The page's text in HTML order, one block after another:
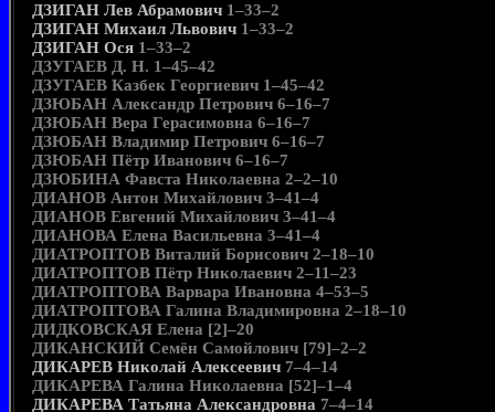
ДЗИГАН Лев Абрамович 1–33–2
ДЗИГАН Михаил Львович 1–33–2
ДЗИГАН Ося 1–33–2
ДЗУГАЕВ Д. Н. 1–45–42
ДЗУГАЕВ Казбек Георгиевич 1–45–42
ДЗЮБАН Александр Петрович 6–16–7
ДЗЮБАН Вера Герасимовна 6–16–7
ДЗЮБАН Владимир Петрович 6–16–7
ДЗЮБАН Пётр Иванович 6–16–7
ДЗЮБИНА Фавста Николаевна 2–2–10
ДИАНОВ Антон Михайлович 3–41–4
ДИАНОВ Евгений Михайлович 3–41–4
ДИАНОВА Елена Васильевна 3–41–4
ДИАТРОПТОВ Виталий Борисович 2–18–10
ДИАТРОПТОВ Пётр Николаевич 2–11–23
ДИАТРОПТОВА Варвара Ивановна 4–53–5
ДИАТРОПТОВА Галина Владимировна 2–18–10
ДИДКОВСКАЯ Елена [2]–20
ДИКАНСКИЙ Семён Самойлович [79]–2–2
ДИКАРЕВ Николай Алексеевич 7–4–14
ДИКАРЕВА Галина Николаевна [52]–1–4
ДИКАРЕВА Татьяна Александровна 7–4–14